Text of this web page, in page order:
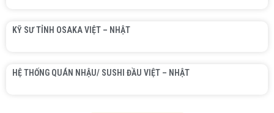
KỸ SƯ TỈNH OSAKA VIỆT – NHẬT
HỆ THỐNG QUÁN NHẬU/ SUSHI ĐẦU VIỆT – NHẬT